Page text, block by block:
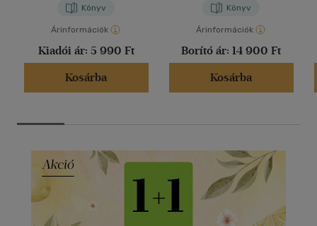
Könyv
Árinformációk
Kiadói ár: 5 990 Ft
Kosárba
Könyv
Árinformációk
Borító ár: 14 900 Ft
Kosárba